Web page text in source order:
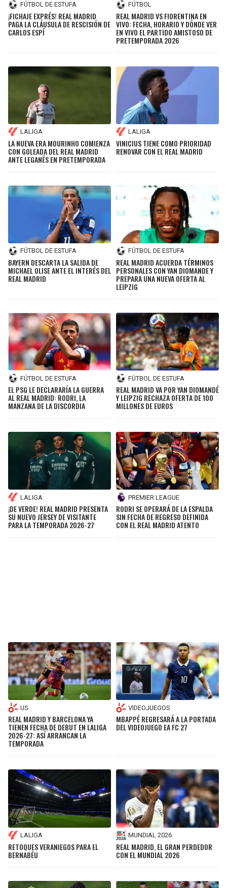
FÚTBOL DE ESTUFA
¡FICHAJE EXPRÉS! REAL MADRID
PAGA LA CLÁUSULA DE RESCISIÓN DE
CARLOS ESPÍ
FÚTBOL
REAL MADRID VS FIORENTINA EN
VIVO: FECHA, HORARIO Y DÓNDE VER
EN VIVO EL PARTIDO AMISTOSO DE
PRETEMPORADA 2026
LALIGA
LA NUEVA ERA MOURINHO COMIENZA
CON GOLEADA DEL REAL MADRID
ANTE LEGANÉS EN PRETEMPORADA
LALIGA
VINICIUS TIENE COMO PRIORIDAD
RENOVAR CON EL REAL MADRID
FÚTBOL DE ESTUFA
BAYERN DESCARTA LA SALIDA DE
MICHAEL OLISE ANTE EL INTERÉS DEL
REAL MADRID
FÚTBOL DE ESTUFA
REAL MADRID ACUERDA TÉRMINOS
PERSONALES CON YAN DIOMANDE Y
PREPARA UNA NUEVA OFERTA AL
LEIPZIG
FÚTBOL DE ESTUFA
EL PSG LE DECLARARÍA LA GUERRA
AL REAL MADRID: RODRI, LA
MANZANA DE LA DISCORDIA
FÚTBOL DE ESTUFA
REAL MADRID VA POR YAN DIOMANDÉ
Y LEIPZIG RECHAZA OFERTA DE 100
MILLONES DE EUROS
LALIGA
¡DE VERDE! REAL MADRID PRESENTA
SU NUEVO JERSEY DE VISITANTE
PARA LA TEMPORADA 2026-27
PREMIER LEAGUE
RODRI SE OPERARÁ DE LA ESPALDA
SIN FECHA DE REGRESO DEFINIDA
CON EL REAL MADRID ATENTO
US
REAL MADRID Y BARCELONA YA
TIENEN FECHA DE DEBUT EN LALIGA
2026-27: ASÍ ARRANCAN LA
TEMPORADA
VIDEOJUEGOS
MBAPPÉ REGRESARÁ A LA PORTADA
DEL VIDEOJUEGO EA FC 27
LALIGA
RETOQUES VERANIEGOS PARA EL
BERNABÉU
MUNDIAL 2026
REAL MADRID, EL GRAN PERDEDOR
CON EL MUNDIAL 2026